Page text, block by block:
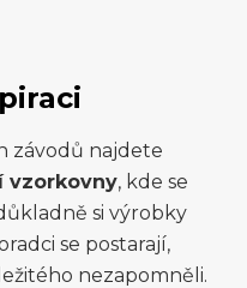
závodů najdete
vzorkovny, kde se
si výrobky
se postarají,
nezapomněli.